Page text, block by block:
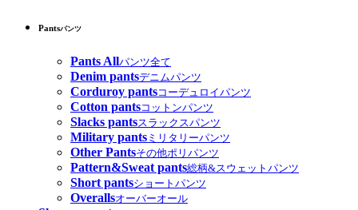
Pantsパンツ
Pants Allパンツ全て
Denim pantsデニムパンツ
Corduroy pantsコーデュロイパンツ
Cotton pantsコットンパンツ
Slacks pantsスラックスパンツ
Military pants ミリタリーパンツ
Other Pantsその他ポリパンツ
Pattern&Sweat pants総柄&スウェットパンツ
Short pantsショートパンツ
Overallsオーバーオール